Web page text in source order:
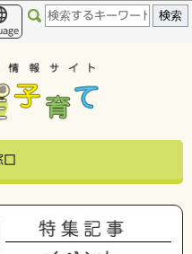
文へ移動
口